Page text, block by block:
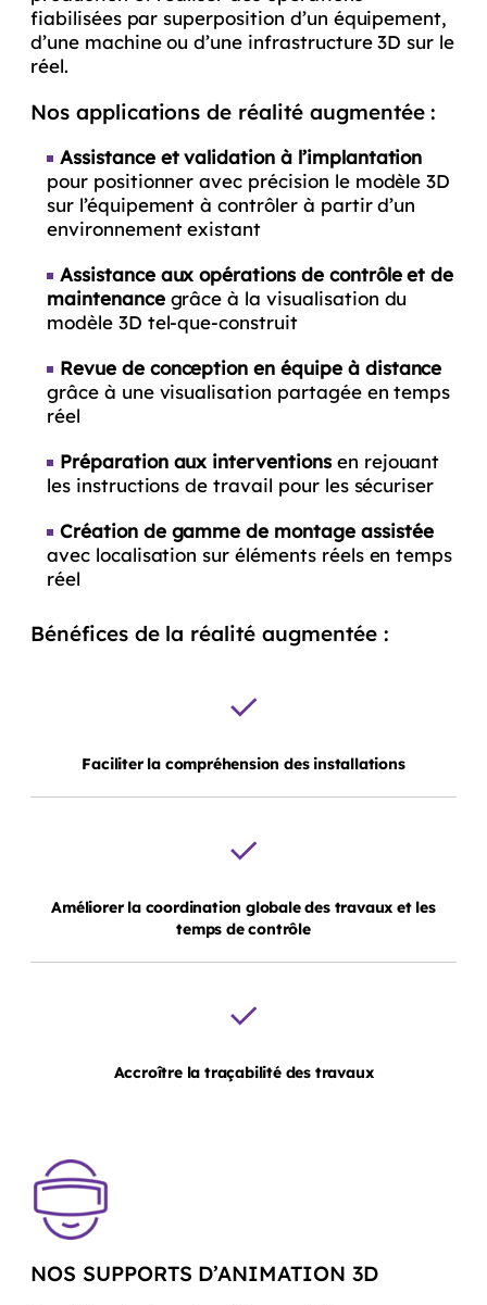
fiabilisées par superposition d’un équipement,
d’une machine ou d’une infrastructure 3D sur le
réel.
Nos applications de réalité augmentée :
Assistance et validation à l’implantation
pour positionner avec précision le modèle 3D
sur l’équipement à contrôler à partir d’un
environnement existant
Assistance aux opérations de contrôle et de
maintenance grâce à la visualisation du
modèle 3D tel-que-construit
Revue de conception en équipe à distance
grâce à une visualisation partagée en temps
réel
Préparation aux interventions en rejouant
les instructions de travail pour les sécuriser
Création de gamme de montage assistée
avec localisation sur éléments réels en temps
réel
Bénéfices de la réalité augmentée :
Faciliterla compréhension des installations
Améliorerla coordination globale des travaux et les
temps de contrôle
Accroîtrela traçabilité des travaux
NOS SUPPORTS D’ANIMATION 3D